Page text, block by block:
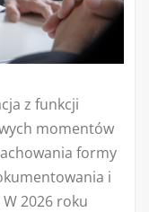
z funkcji
momentów
formy
i
2026 roku